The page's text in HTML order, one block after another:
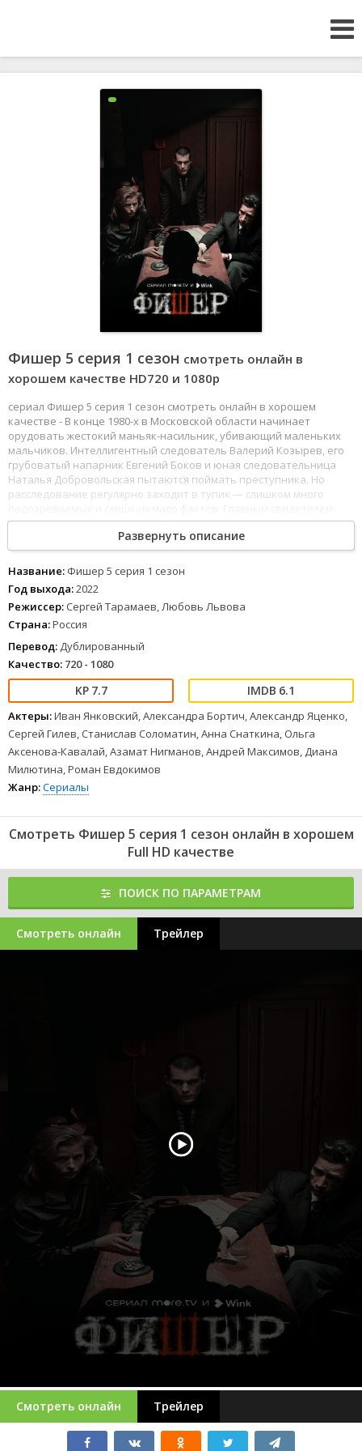
Фишер 5 серия 1 сезон смотреть онлайн в
хорошем качестве HD720 и 1080p
сериал Фишер 5 серия 1 сезон смотреть онлайн в хорошем
качестве - В конце 1980-х в Московской области начинает
орудовать жестокий маньяк-насильник, убивающий маленьких
мальчиков. Интеллигентный следователь Валерий Козырев, его
грубоватый напарник Евгений Боков и юная следовательница
Наталья Добровольская пытаются поймать преступника. Но
расследование регулярно заходит в тупик — слишком много
становится школьник, который лично знал одну из жертв. Но у
мальчика слишком богатая фантазия — существует ли описанный
им «Фишер» на самом деле? Это дело на рубеже двух эпох —
конца Советского Союза и начала России — навсегда изменит
всех, кого оно коснулось.
101102103 104105 106107 108 109110111112113
118Фишер 5 серия 1 сезон (2022) можно смотреть онлайн в
хорошем качестве Full HD 1080 и 4к, хороший звук полностью на
русском языке.
Развернуть описание
Название: Фишер 5 серия 1 сезон
Год выхода:2022
Режиссер: Сергей Тарамаев, Любовь Львова
Страна:Россия
Перевод: Дублированный
Качество: 720 - 1080
7.7 6.1
Актеры:Иван Янковский, Александра Бортич, Александр Яценко,
Сергей Гилев, Станислав Соломатин, Анна Снаткина, Ольга
Аксенова-Кавалай, Азамат Нигманов, Андрей Максимов, Диана
Милютина, Роман Евдокимов
Жанр:Сериалы
Смотреть Фишер 5 серия 1 сезон онлайн в хорошем
Full HD качестве
ПОИСК ПО ПАРАМЕТРАМ
Смотреть онлайн Трейлер
Смотреть онлайн Трейлер